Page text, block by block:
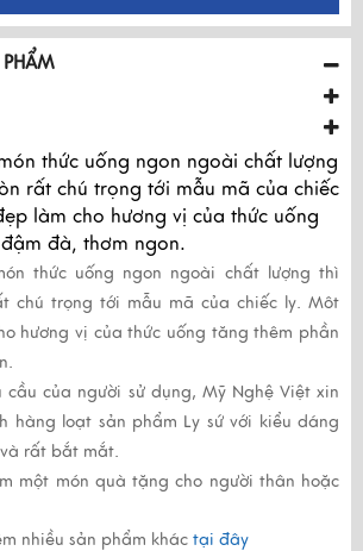
thức uống ngon ngoài chất lượng
rất chú trọng tới mẫu mã của chiếc
làm cho hương vị của thức uống
đà, thơm ngon.
thức uống ngon ngoài chất lượng thì
chú trọng tới mẫu mã của chiếc ly. Môt
hương vị của thức uống tăng thêm phần
cầu của người sử dụng, Mỹ Nghệ Việt xin
hàng loạt sản phẩm Ly sứ với kiểu dáng
rất bắt mắt.
một món quà tặng cho người thân hoặc
nhiều sản phẩm khác tại đây